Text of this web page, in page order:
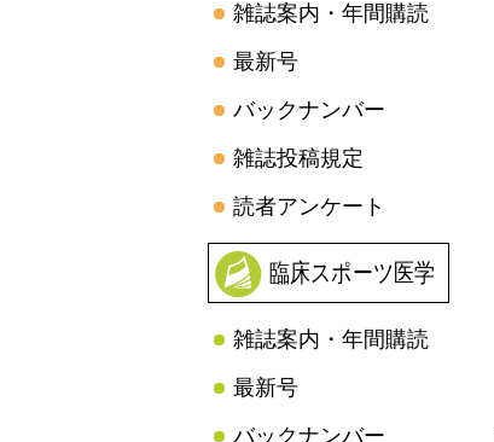
雑誌案内・年間購読
最新号
バックナンバー
雑誌投稿規定
読者アンケート
臨床スポーツ医学
雑誌案内・年間購読
最新号
バックナンバー